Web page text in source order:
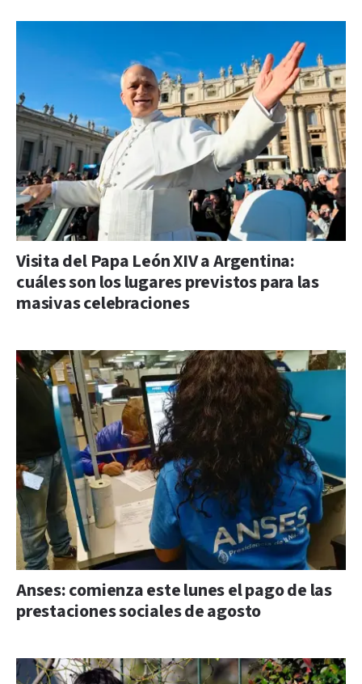
Visita del Papa León XIV a Argentina:
cuáles son los lugares previstos para las
masivas celebraciones
Anses: comienza este lunes el pago de las
prestaciones sociales de agosto